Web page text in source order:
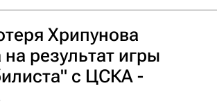
Хрипунова
результат игры
с ЦСКА -